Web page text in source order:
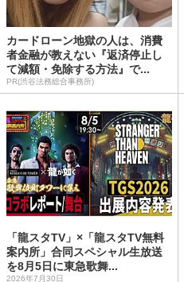
カードローン地獄の人は、消費
者金融が教えない『返済停止し
て減額・免除する方法』で...
PR(渋谷法務総合事務所)
「龍スタTV」×「龍スタTV無料
案内所」合同スペシャル生放送
を8月5日に東急歌舞...
2026年7月30日